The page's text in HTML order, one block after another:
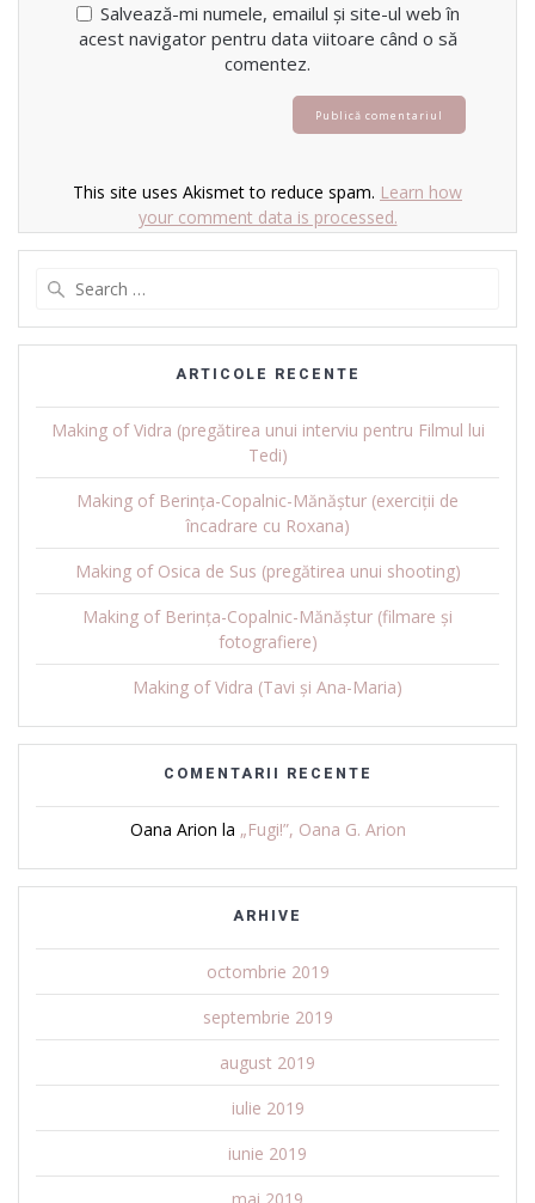
Salvează-mi numele, emailul și site-ul web în
acest navigator pentru data viitoare când o să
comentez.
This site uses Akismet to reduce spam. Learn how
your comment data is processed.
ARTICOLE RECENTE
Making of Vidra (pregătirea unui interviu pentru Filmul lui
Tedi)
Making of Berința-Copalnic-Mănăștur (exerciții de
încadrare cu Roxana)
Making of Osica de Sus (pregătirea unui shooting)
Making of Berința-Copalnic-Mănăștur (filmare și
fotografiere)
Making of Vidra (Tavi și Ana-Maria)
COMENTARII RECENTE
Oana Arion la „Fugi!”, Oana G. Arion
ARHIVE
octombrie 2019
septembrie 2019
august 2019
iulie 2019
iunie 2019